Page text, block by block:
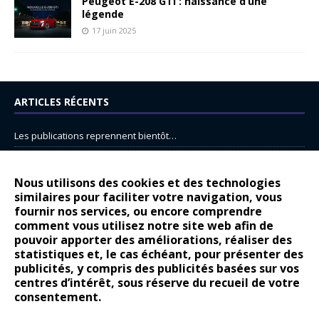
Nous utilisons des cookies et des technologies
similaires pour faciliter votre navigation, vous
fournir nos services, ou encore comprendre
comment vous utilisez notre site web afin de
pouvoir apporter des améliorations, réaliser des
statistiques et, le cas échéant, pour présenter des
publicités, y compris des publicités basées sur vos
centres d’intérêt, sous réserve du recueil de votre
consentement.
légende
17 juin 2025
ARTICLES RÉCENTS
Les publications reprennent bientôt…
14 juillet : nouveau film de marque pour Citroën
Renault Espace : voyage, voyage…
Peugeot E-208 GTi : naissance d’une légende
COMMENTAIRES RÉCENTS
Bernard DardartdansDacia Sandero : pour les gens vrais